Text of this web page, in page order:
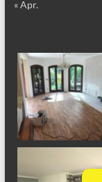
« Apr.